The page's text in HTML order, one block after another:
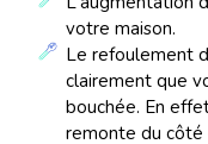
votre maison.
Le refoulement
clairement que
bouchée. En
remonte du côté